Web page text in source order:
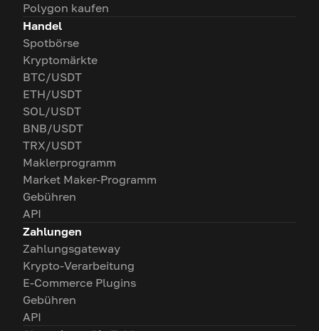
Polygon kaufen
Handel
Spotbörse
Kryptomärkte
BTC/USDT
ETH/USDT
SOL/USDT
BNB/USDT
TRX/USDT
Maklerprogramm
Market Maker-Programm
Gebühren
API
Zahlungen
Zahlungsgateway
Krypto-Verarbeitung
E-Commerce Plugins
Gebühren
API